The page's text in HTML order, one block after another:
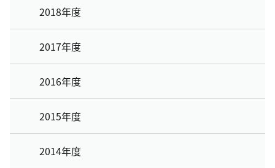
2018年度
2017年度
2016年度
2015年度
2014年度